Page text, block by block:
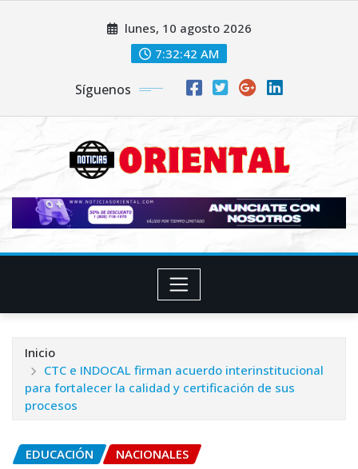
lunes, 10 agosto 2026
7:32:44 AM
Síguenos
Inicio
CTC e INDOCAL firman acuerdo interinstitucional
para fortalecer la calidad y certificación de sus
procesos
EDUCACIÓN NACIONALES